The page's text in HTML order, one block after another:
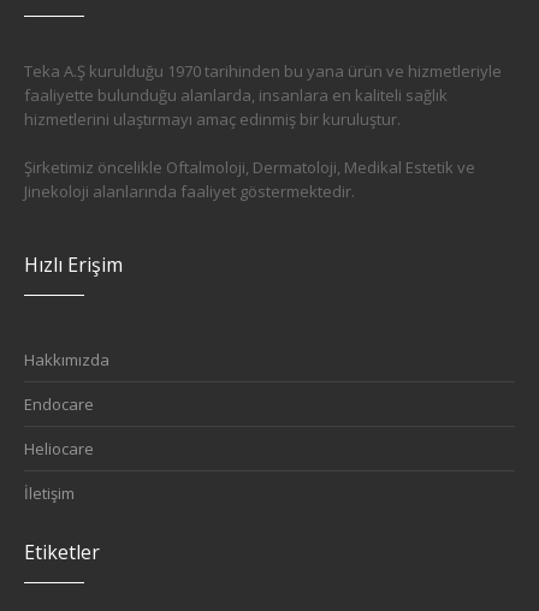
Teka A.Ş kurulduğu 1970 tarihinden bu yana ürün ve hizmetleriyle
faaliyette bulunduğu alanlarda, insanlara en kaliteli sağlık
hizmetlerini ulaştırmayı amaç edinmiş bir kuruluştur.
Şirketimiz öncelikle Oftalmoloji, Dermatoloji, Medikal Estetik ve
Jinekoloji alanlarında faaliyet göstermektedir.
Hızlı Erişim
Hakkımızda
Endocare
Heliocare
İletişim
Etiketler